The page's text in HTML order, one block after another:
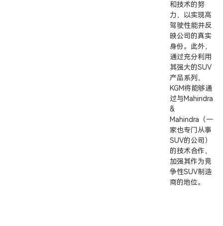
和技术的努
力，以实现高
驾驶性能并反
映公司的真实
身份。此外，
通过充分利用
其强大的SUV
产品系列，
KGM将能够通
过与Mahindra
&
Mahindra（一
家也专门从事
SUV的公司）
的技术合作，
加强其作为竞
争性SUV制造
商的地位。